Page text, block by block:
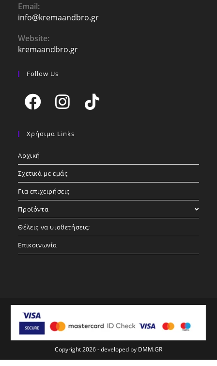
Email:
info@kremaandbro.grOpens
Website:
kremaandbro.gr
Follow Us
in
new
in
Χρήσιμα Links
Αρχική
Σχετικά με εμάς
Για επιχειρήσεις
Προϊόντα
Θέλεις να υιοθετήσεις;
Επικοινωνία
Copyright 2026 - developed by DMM.GR